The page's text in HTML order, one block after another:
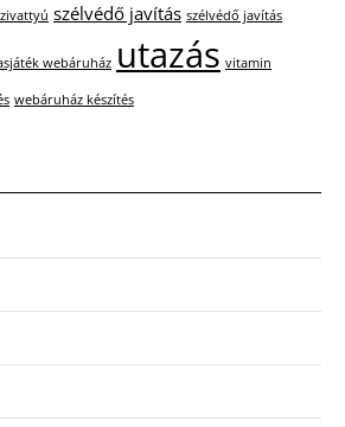
szélvédő javítás szélvédő javítás
webáruház utazás vitamin
webáruház készítés